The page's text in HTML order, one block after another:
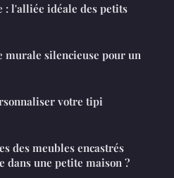
: l'alliée idéale des petits
murale silencieuse pour un
votre tipi
des meubles encastrés
dans une petite maison ?